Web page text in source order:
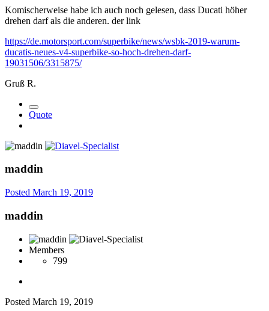
Komischerweise habe ich auch noch gelesen, dass Ducati höher
drehen darf als die anderen. der link
https://de.motorsport.com/superbike/news/wsbk-2019-warum-
ducatis-neues-v4-superbike-so-hoch-drehen-darf-
19031506/3315875/
Gruß R.
Quote
maddin
Posted March 19, 2019
maddin
Members
799
Posted March 19, 2019